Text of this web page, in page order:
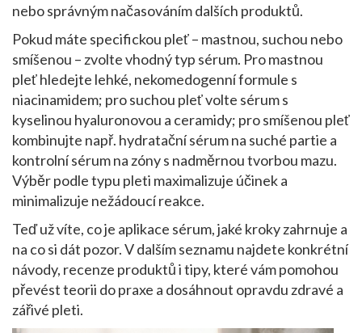
nebo správným načasováním dalších produktů.
Pokud máte specifickou pleť – mastnou, suchou nebo
smíšenou – zvolte vhodný typ sérum. Pro mastnou
pleť hledejte lehké, nekomedogenní formule s
niacinamidem; pro suchou pleť volte sérum s
kyselinou hyaluronovou a ceramidy; pro smíšenou pleť
kombinujte např. hydratační sérum na suché partie a
kontrolní sérum na zóny s nadměrnou tvorbou mazu.
Výběr podle typu pleti maximalizuje účinek a
minimalizuje nežádoucí reakce.
Teď už víte, co je aplikace sérum, jaké kroky zahrnuje a
na co si dát pozor. V dalším seznamu najdete konkrétní
návody, recenze produktů i tipy, které vám pomohou
převést teorii do praxe a dosáhnout opravdu zdravé a
zářivé pleti.